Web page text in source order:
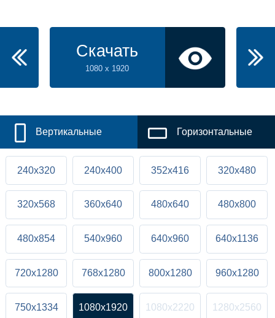
Скачать
1080 x 1920
Вертикальные Горизонтальные
240x320 240x400 352x416 320x480
320x568 360x640 480x640 480x800
480x854 540x960 640x960 640x1136
720x1280 768x1280 800x1280 960x1280
750x1334 1080x1920 1080x2220 1280x2560